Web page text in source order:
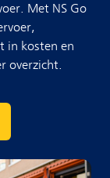
Met NS Go
in kosten en
overzicht.